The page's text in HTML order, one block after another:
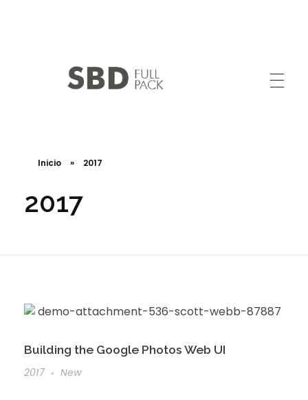
Inicio » 2017
2017
Building the Google Photos Web UI
2017 New